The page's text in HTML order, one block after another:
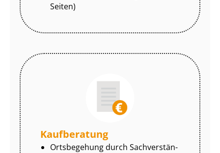
Seiten)
Kaufberatung
Ortsbegehung durch Sach­ver­stän­